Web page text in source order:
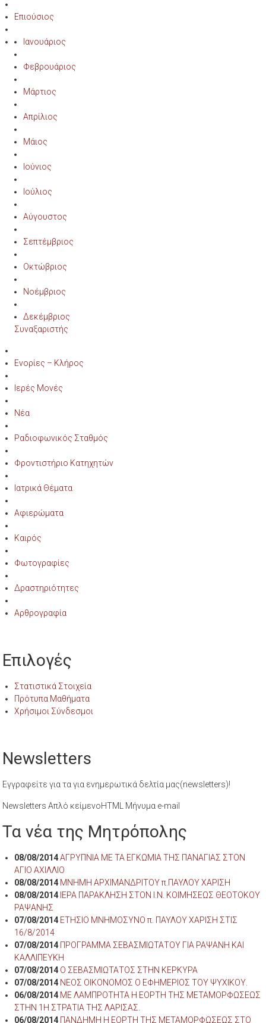
Επιούσιος
Ιανουάριος
Φεβρουάριος
Μάρτιος
Απρίλιος
Μάιος
Ιούνιος
Ιούλιος
Αύγουστος
Σεπτέμβριος
Οκτώβριος
Νοέμβριος
Δεκέμβριος
Συναξαριστής
Ενορίες – Κλήρος
Ιερές Μονές
Νέα
Ραδιοφωνικός Σταθμός
Φροντιστήριο Κατηχητών
Ιατρικά Θέματα
Αφιερώματα
Καιρός
Φωτογραφίες
Δραστηριότητες
Αρθρογραφία
Επιλογές
Στατιστικά Στοιχεία
Πρότυπα Μαθήματα
Χρήσιμοι Σύνδεσμοι
Newsletters
Εγγραφείτε για τα για ενημερωτικά δελτία μας(newsletters)!
Newsletters Απλό κείμενοHTML Μήνυμα e-mail
Τα νέα της Μητρόπολης
08/08/2014 ΑΓΡΥΠΝΙΑ ΜΕ ΤΑ ΕΓΚΩΜΙΑ ΤΗΣ ΠΑΝΑΓΙΑΣ ΣΤΟΝ
ΑΓΙΟ ΑΧΙΛΛΙΟ
08/08/2014 ΜΝΗΜΗ ΑΡΧΙΜΑΝΔΡΙΤΟΥ π.ΠΑΥΛΟΥ ΧΑΡΙΣΗ
08/08/2014 ΙΕΡΑ ΠΑΡΑΚΛΗΣΗ ΣΤΟΝ Ι.Ν. ΚΟΙΜΗΣΕΩΣ ΘΕΟΤΟΚΟΥ
ΡΑΨΑΝΗΣ
07/08/2014 ΕΤΗΣΙΟ ΜΝΗΜΟΣΥΝΟ π. ΠΑΥΛΟΥ ΧΑΡΙΣΗ ΣΤΙΣ
16/8/2014
07/08/2014 ΠΡΟΓΡΑΜΜΑ ΣΕΒΑΣΜΙΩΤΑΤΟΥ ΓΙΑ ΡΑΨΑΝΗ ΚΑΙ
ΚΑΛΛΙΠΕΥΚΗ
07/08/2014 Ο ΣΕΒΑΣΜΙΩΤΑΤΟΣ ΣΤΗΝ ΚΕΡΚΥΡΑ
07/08/2014 ΝΕΟΣ ΟΙΚΟΝΟΜΟΣ Ο ΕΦΗΜΕΡΙΟΣ ΤΟΥ ΨΥΧΙΚΟΥ.
06/08/2014 ΜΕ ΛΑΜΠΡΟΤΗΤΑ Η ΕΟΡΤΗ ΤΗΣ ΜΕΤΑΜΟΡΦΩΣΕΩΣ
ΣΤΗΝ 1Η ΣΤΡΑΤΙΑ ΤΗΣ ΛΑΡΙΣΑΣ.
06/08/2014 ΠΑΝΔΗΜΗ Η ΕΟΡΤΗ ΤΗΣ ΜΕΤΑΜΟΡΦΩΣΕΩΣ ΣΤΟ